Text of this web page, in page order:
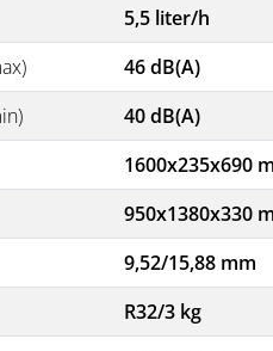
5,5 liter/h
46 dB(A)
40 dB(A)
1600x235x690
950x1380x330
9,52/15,88 mm
R32/3 kg